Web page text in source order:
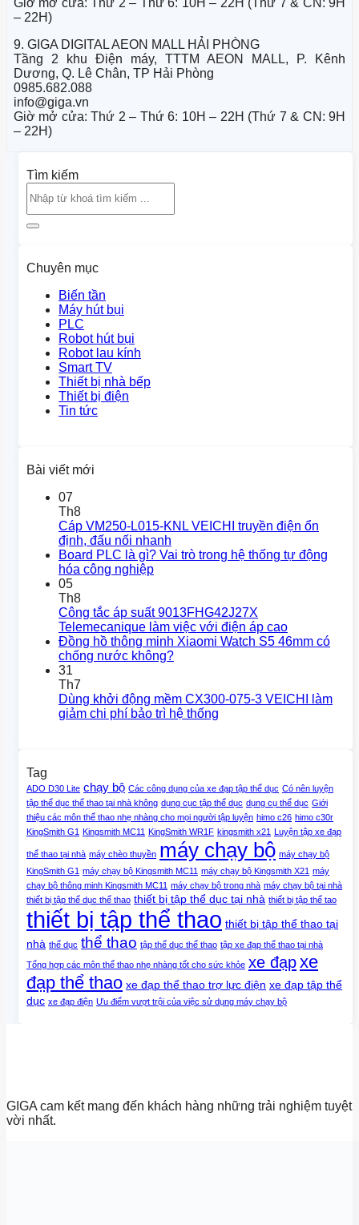
– 22H)
9. GIGA DIGITAL AEON MALL HẢI PHÒNG
Tầng 2 khu Điện máy, TTTM AEON MALL, P. Kênh
Dương, Q. Lê Chân, TP Hải Phòng
0985.682.088
info@giga.vn
Giờ mở cửa: Thứ 2 – Thứ 6: 10H – 22H (Thứ 7 & CN: 9H
– 22H)
Tìm kiếm
Chuyên mục
Biến tần
Máy hút bụi
PLC
Robot hút bụi
Robot lau kính
Smart TV
Thiết bị nhà bếp
Thiết bị điện
Tin tức
Bài viết mới
07
Th8
Cáp VM250-L015-KNL VEICHI truyền điện ổn
định, đấu nối nhanh
Board PLC là gì? Vai trò trong hệ thống tự động
hóa công nghiệp
05
Th8
Công tắc áp suất 9013FHG42J27X
Telemecanique làm việc với điện áp cao
Đồng hồ thông minh Xiaomi Watch S5 46mm có
chống nước không?
31
Th7
Dùng khởi động mềm CX300-075-3 VEICHI làm
giảm chi phí bảo trì hệ thống
Tag
ADO D30 Lite chạy bộ Các công dụng của xe đạp tập thể dục Có nên luyện
tập thể dục thể thao tại nhà không dụng cục tập thể dục dụng cụ thể dục Giới
thiệu các môn thể thao nhẹ nhàng cho mọi người tập luyện himo c26 himo c30r
KingSmith G1 Kingsmith MC11 KingSmith WR1F kingsmith x21 Luyện tập xe đạp
thể thao tại nhà máy chèo thuyền máy chạy bộ máy chạy bộ
KingSmith G1 máy chạy bộ Kingsmith MC11 máy chạy bộ Kingsmith X21 máy
chạy bộ thông minh Kingsmith MC11 máy chạy bộ trong nhà máy chạy bộ tại nhà
thiết bị tập thể dục thể thao thiết bị tập thể dục tại nhà thiết bị tập thể tao
thiết bị tập thể thao thiết bị tập thể thao tại
nhà thể dục thể thao tập thể dục thể thao tập xe đạp thể thao tại nhà
Tổng hợp các môn thể thao nhẹ nhàng tốt cho sức khỏe xe đạpxe
đạp thể thao xe đạp thể thao trợ lực điện xe đạp tập thể
dục xe đạp điện Ưu điểm vượt trội của việc sử dụng máy chạy bộ
GIGA cam kết mang đến khách hàng những trải nghiệm tuyệt
vời nhất.